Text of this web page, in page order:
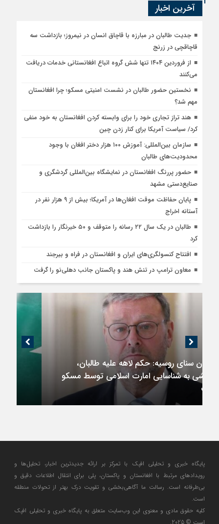
آخرین اخبار
جدیت طالبان در مبارزه با قاچاق انسان در نیمروز؛ بازداشت سه
قاچاقچی در زرنج
از فروردین ۱۴۰۴ تنها شش گروه اتباع افغانستانی خدمات دریافت
می‌کنند
نخستین حضور طالبان در نشست امنیتی مسکو؛ چرا افغانستان
مهم شد؟
هند تراز تجاری خود را برای وابسته کردن افغانستان به خود منفی
کرد/ سیاست آمریکا برای کنار زدن چین
سازمان بین‌المللی: آموزش ۱۰۰ هزار دختر افغان با وجود
محدودیت‌های طالبان
حضور پررنگ افغانستان در نمایشگاه بین‌المللی گردشگری و
صنایع‌دستی مشهد
پایان حفاظت موقت افغان‌ها در آمریکا؛ بیش از ۹ هزار نفر در
آستانه اخراج
طالبان در یک سال ۲۲ رسانه را متوقف و ۵۰ خبرنگار را بازداشت
کرد
افتتاح کنسولگری‌های ایران و افغانستان در فراه و بیرجند
معاون ترامپ در تنش هند و پاکستان جانب دهلی‌نو را گرفت
اندیشکده آمریکایی: حمایت پاکستان از ایران
نمادین بود؛ واشنگتن در حال فعال‌سازی نقش
امنیتی جدید اسلام‌آباد
پایگاه خبری و تحلیلی افپک با تمرکز بر ارائه جدیدترین اخبار، تحلیل‌ها و
رویدادهای مرتبط با افغانستان و پاکستان، پلی برای انتقال اطلاعات دقیق و
بی‌طرفانه است. رسالت ما آگاهی‌بخشی و تقویت درک بهتر از تحولات منطقه
است.
کلیه حقوق مادی و معنوی این وب‌سایت متعلق به پایگاه خبری و تحلیلی افپک